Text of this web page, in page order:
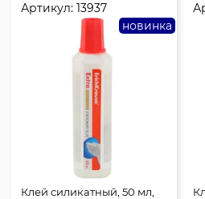
Артикул:13937
новинка
Клей силикатный, 50 мл,